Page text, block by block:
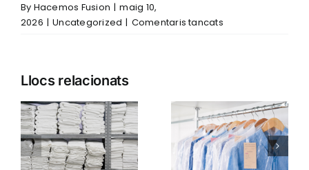
By Hacemos Fusion | maig 10,
2026 | Uncategorized | Comentaris tancatsa
industrial
i
una
domèstica
Llocs relacionats
Serveis que
ofereix una
bugaderia
Protocols
d’higiene en
el rentat